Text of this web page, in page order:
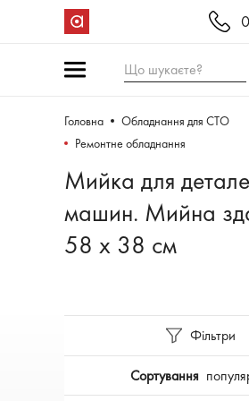
Що шукаєте?
Головна
Обладнання для СТО
Ремонтне обладнання
Мийка для
машин. Мийна
58 х 38 см
Фільтри
Сортування